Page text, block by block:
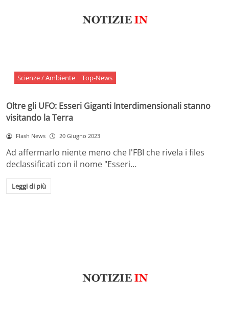
Scienze / Ambiente Top-News
Oltre gli UFO: Esseri Giganti Interdimensionali stanno
visitando la Terra
Flash News 20 Giugno 2023
Ad affermarlo niente meno che l'FBI che rivela i files
declassificati con il nome "Esseri…
Leggi di più